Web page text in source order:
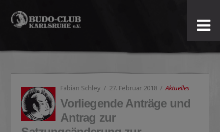
Budo-
Club
Karlsruhe
e.V.
Fabian Schley 27. Februar 2018 Aktuelles
Vorliegende Anträge und
Antrag zur